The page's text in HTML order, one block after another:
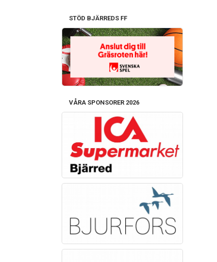
STÖD BJÄRREDS FF
VÅRA SPONSORER 2026